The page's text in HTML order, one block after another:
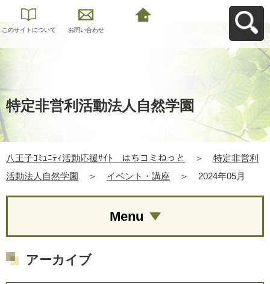
このサイトについて お問い合わせ
特定非営利活動法人自然学園
八王子ｺﾐｭﾆﾃｨ活動応援ｻｲﾄ はちコミねっと ＞
特定非営利
活動法人自然学園
＞ イベント・講座 ＞ 2024年05月
Menu
アーカイブ